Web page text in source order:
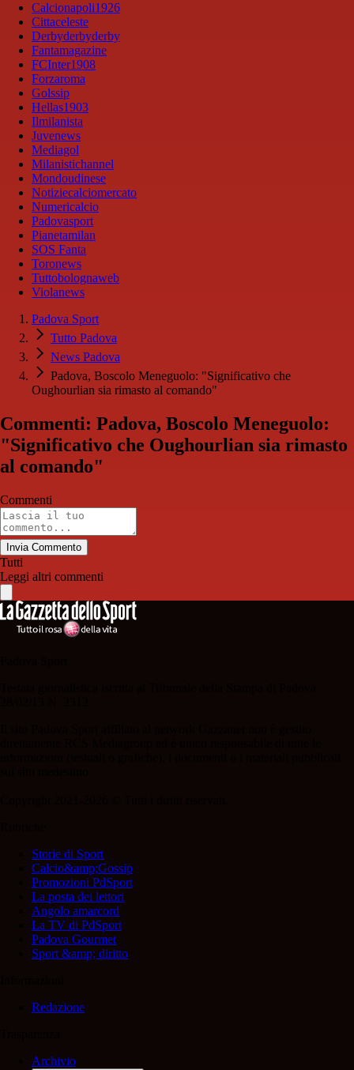
Calcionapoli1926
Cittaceleste
Derbyderbyderby
Fantamagazine
FCInter1908
Forzaroma
Golssip
Hellas1903
Ilmilanista
Juvenews
Mediagol
Milanistichannel
Mondoudinese
Notiziecalciomercato
Numericalcio
Padovasport
Pianetamilan
SOS Fanta
Toronews
Tuttobolognaweb
Violanews
Padova Sport
Tutto Padova
News Padova
Padova, Boscolo Meneguolo: "Significativo che
Oughourlian sia rimasto al comando"
Commenti: Padova, Boscolo Meneguolo:
"Significativo che Oughourlian sia rimasto
al comando"
Commenti
Invia Commento
Tutti
Leggi altri commenti
Storie di Sport
Calcio&amp;Gossip
Promozioni PdSport
La posta dei lettori
Angolo amarcord
La TV di PdSport
Padova Gourmet
Sport &amp; diritto
Redazione
Archivio